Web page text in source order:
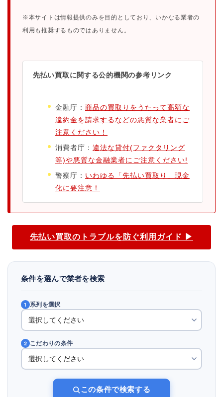
※本サイトは情報提供のみを目的としており、いかなる業者の
利用も推奨するものではありません。
先払い買取に関する公的機関の参考リンク
金融庁： 商品の買取りをうたって高額な
違約金を請求するなどの悪質な業者にご
注意ください！
消費者庁： 違法な貸付(ファクタリング
等)や悪質な金融業者にご注意ください!
警察庁： いわゆる「先払い買取り」現金
化に要注意！
先払い買取のトラブルを防ぐ利用ガイド ▶
条件を選んで業者を検索
1 系列を選択
2 こだわりの条件
この条件で検索する